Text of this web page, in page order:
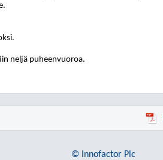
neljä puheenvuoroa.
© Innofactor Plc